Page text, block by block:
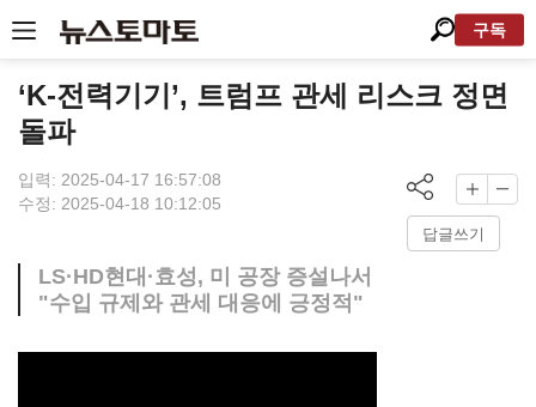
구독
‘K-전력기기’, 트럼프 관세 리스크 정면
돌파
입력: 2025-04-17 16:57:08
수정: 2025-04-18 10:12:05
답글쓰기
LS·HD현대·효성, 미 공장 증설나서
"수입 규제와 관세 대응에 긍정적"